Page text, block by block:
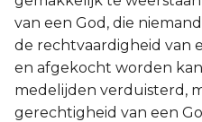
van een God, die
de rechtvaardigheid van
en afgekocht worden
medelijden verduisterd,
gerechtigheid van een